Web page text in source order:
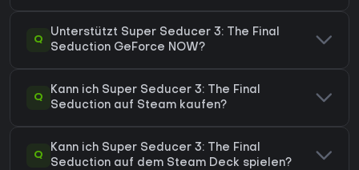
Q
Unterstützt Super Seducer 3: The Final
Seduction GeForce NOW?
Q
Kann ich Super Seducer 3: The Final
Seduction auf Steam kaufen?
Q
Kann ich Super Seducer 3: The Final
Seduction auf dem Steam Deck spielen?